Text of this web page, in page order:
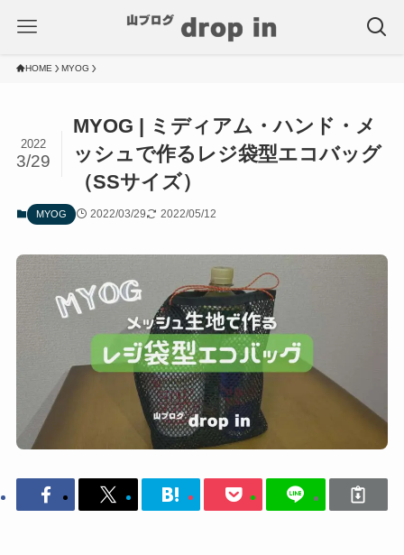
HOME MYOG
MYOG | ミディアム・ハンド・メ
ッシュで作るレジ袋型エコバッグ
（SSサイズ）
2022
3/29
MYOG 2022/03/29 2022/05/12